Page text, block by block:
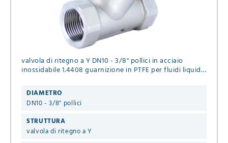
valvola di ritegno a Y DN10 - 3/8" pollici in acciaio
inossidabile 1.4408 guarnizione in PTFE per fluidi liquidi
DIAMETRO
DN10 - 3/8" pollici
STRUTTURA
valvola di ritegno a Y